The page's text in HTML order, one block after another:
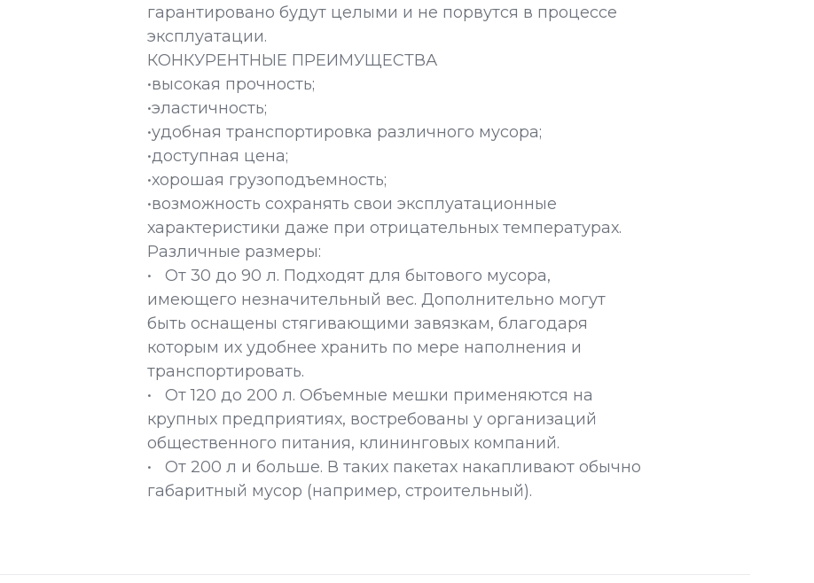
гарантировано будут целыми и не порвутся в процессе
эксплуатации.
КОНКУРЕНТНЫЕ ПРЕИМУЩЕСТВА
•высокая прочность;
•эластичность;
•удобная транспортировка различного мусора;
•доступная цена;
•хорошая грузоподъемность;
•возможность сохранять свои эксплуатационные
характеристики даже при отрицательных температурах.
Различные размеры:
• От 30 до 90 л. Подходят для бытового мусора,
имеющего незначительный вес. Дополнительно могут
быть оснащены стягивающими завязкам, благодаря
которым их удобнее хранить по мере наполнения и
транспортировать.
• От 120 до 200 л. Объемные мешки применяются на
крупных предприятиях, востребованы у организаций
общественного питания, клининговых компаний.
• От 200 л и больше. В таких пакетах накапливают обычно
габаритный мусор (например, строительный).